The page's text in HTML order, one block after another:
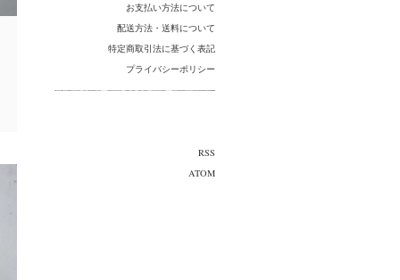
お支払い方法について
配送方法・送料について
特定商取引法に基づく表記
プライバシーポリシー
RSS
ATOM